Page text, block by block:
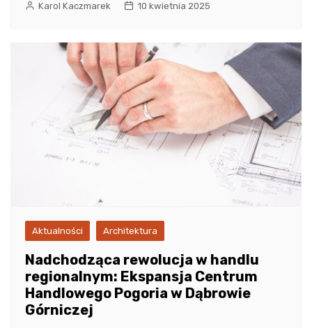
Karol Kaczmarek 10 kwietnia 2025
Aktualności Architektura
Nadchodząca rewolucja w handlu
regionalnym: Ekspansja Centrum
Handlowego Pogoria w Dąbrowie
Górniczej